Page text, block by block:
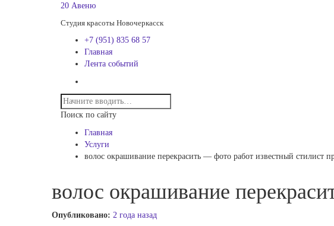
20 Авеню
Студия красоты Новочеркасск
+7 (951) 835 68 57
Главная
Лента событий
Поиск по сайту
Главная
Услуги
волос окрашивание перекрасить — фото работ известный стилист
волос окрашивание
Опубликовано: 2 года назад